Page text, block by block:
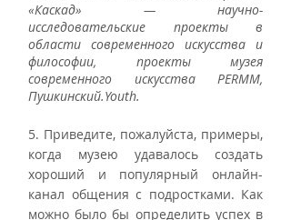
«Каскад» — научно-
исследовательские проекты в
области современного искусства и
философии, проекты музея
современного искусства PERMM,
Пушкинский.Youth.
5. Приведите, пожалуйста, примеры,
когда музею удавалось создать
хороший и популярный онлайн-
канал общения с подростками. Как
можно было бы определить успех в